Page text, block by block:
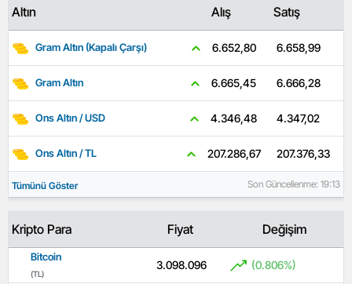
Altın Alış Satış
Gram Altın (Kapalı Çarşı) 6.652,80 6.658,99
Gram Altın 6.665,45 6.666,28
Ons Altın / USD 4.346,48 4.347,02
Ons Altın / TL 207.286,67 207.376,33
Tümünü Göster Son Güncellenme: 19:13
Kripto Para Fiyat Değişim
Bitcoin
(TL)
3.098.096 (0.806%)